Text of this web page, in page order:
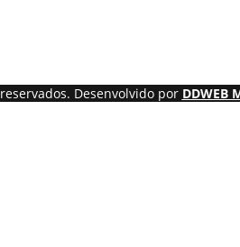
Desenvolvido por DDWEB